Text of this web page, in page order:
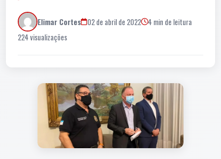
Elimar Cortes 02 de abril de 2022
4 min de leitura
224 visualizações